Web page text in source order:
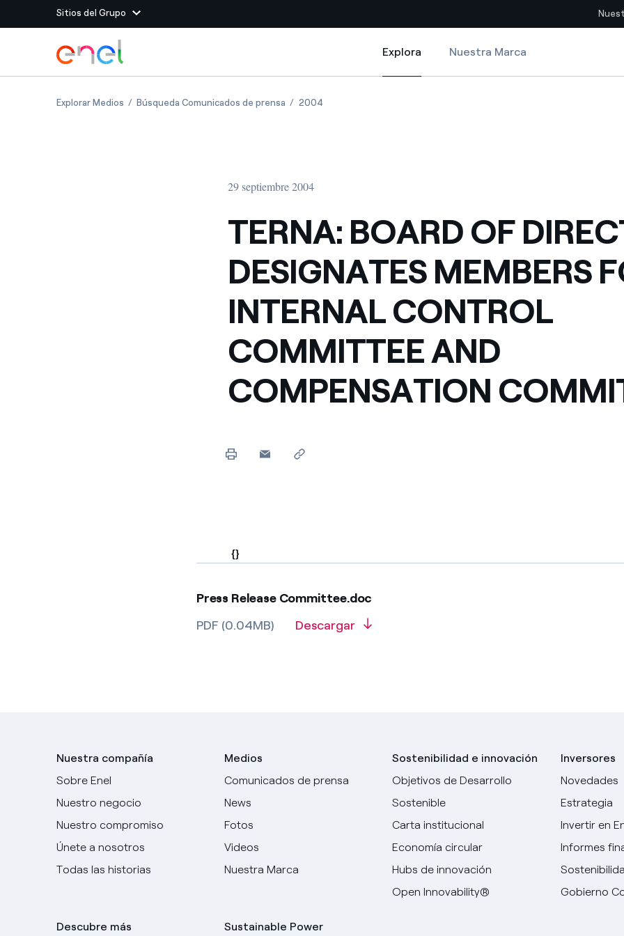
Sitios del Grupo
Sitios del Grupo
Enel Green Power Producimos energía limpia con recursos renovables
Maximizamos la creación de valor gracias a la
relación con nuestros proveedores
energía limpia
Formas de denunciar por infracción de nuestras
políticas
Sitios del país
Colombia
Iberia
Italia
Norteamérica
Dirígete al contenido principal
Explora
Explora
Nuestra Marca
Explorar MediosTERNA: BOARD OF DIRECTORS DESIGNATES MEMBERS FOR INTERNAL CONTROL COMMITTEE AND COMPENSATION
Búsqueda Comunicados de prensa TERNA: BOARD OF DIRECTORS DESIGNATES MEMBERS FOR INTERNAL
2004TERNA: BOARD OF DIRECTORS DESIGNATES MEMBERS FOR
29 septiembre 2004
TERNA: BOARD OF
DESIGNATES MEMBERS
INTERNAL CONTROL
COMMITTEE AND
COMPENSATION
{}
Press Release Committee.doc
PDF (0.04MB)
Descargar
Nuestra compañía
Sobre Enel
Nuestro negocio
Nuestro compromiso
Únete a nosotros
Todas las historias
Descubre más
Medios
Comunicados de prensa
News
Fotos
Videos
Nuestra Marca
Sustainable Power
Sostenibilidad e innovación
Objetivos de Desarrollo
Sostenible
Carta institucional
Economía circular
Hubs de innovación
Open Innovability®
Inversores
Novedades
Estrategia
Invertir en
Informes
Gobierno